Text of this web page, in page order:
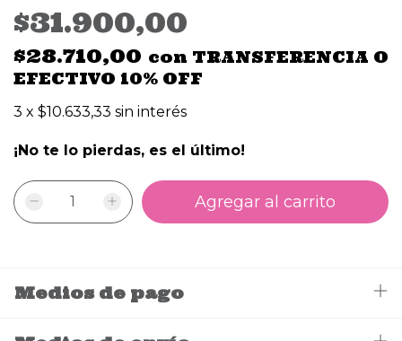
$31.900,00
$28.710,00 con TRANSFERENCIA O
EFECTIVO 10% OFF
3 x $10.633,33 sin interés
¡No te lo pierdas, es el último!
Medios de pago